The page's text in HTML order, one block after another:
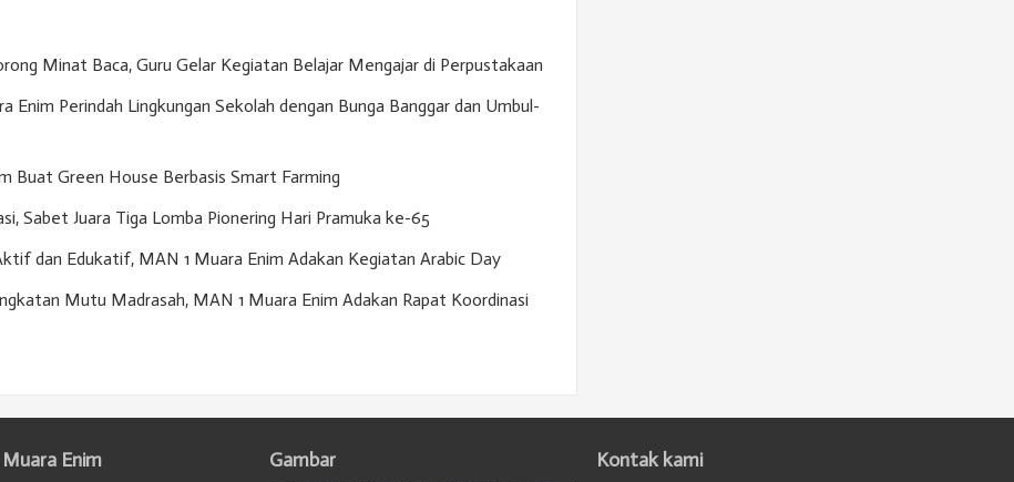
Minat Baca, Guru Gelar Kegiatan Belajar Mengajar di Perpustakaan
Perindah Lingkungan Sekolah dengan Bunga Banggar dan Umbul-
Buat Green House Berbasis Smart Farming
Sabet Juara Tiga Lomba Pionering Hari Pramuka ke-65
dan Edukatif, MAN 1 Muara Enim Adakan Kegiatan Arabic Day
Mutu Madrasah, MAN 1 Muara Enim Adakan Rapat Koordinasi
Enim Gambar Kontak kami